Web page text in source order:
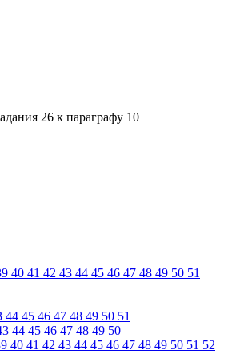
26 к параграфу 10
40 41 42 43 44 45 46 47 48 49 50 51
44 45 46 47 48 49 50 51
44 45 46 47 48 49 50
40 41 42 43 44 45 46 47 48 49 50 51 52